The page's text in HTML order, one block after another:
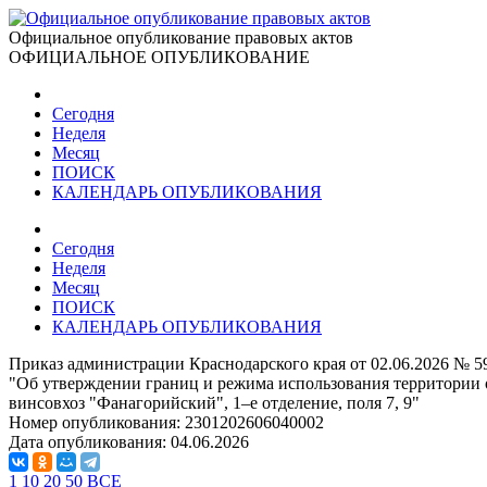
Официальное опубликование правовых актов
ОФИЦИАЛЬНОЕ ОПУБЛИКОВАНИЕ
Сегодня
Неделя
Месяц
ПОИСК
КАЛЕНДАРЬ ОПУБЛИКОВАНИЯ
Сегодня
Неделя
Месяц
ПОИСК
КАЛЕНДАРЬ ОПУБЛИКОВАНИЯ
Приказ администрации Краснодарского края от 02.06.2026 №
"Об утверждении границ и режима использования
винсовхоз "Фанагорийский", 1–е отделение, поля 7, 9"
Номер опубликования: 2301202606040002
Дата опубликования: 04.06.2026
1 10 20 50 ВСЕ